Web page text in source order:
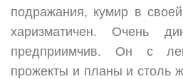
подражания, кумир в
харизматичен. Очень
предприимчив. Он с
прожекты и планы и столь